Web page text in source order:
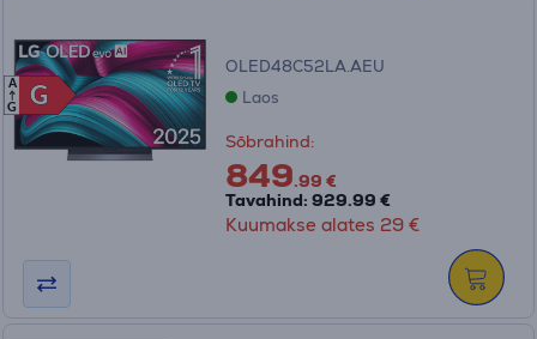
G
G
A
G
OLED48C52LA.AEU
Laos
Sõbrahind:
849.99 €
Tavahind: 929.99 €
Kuumakse alates 29 €